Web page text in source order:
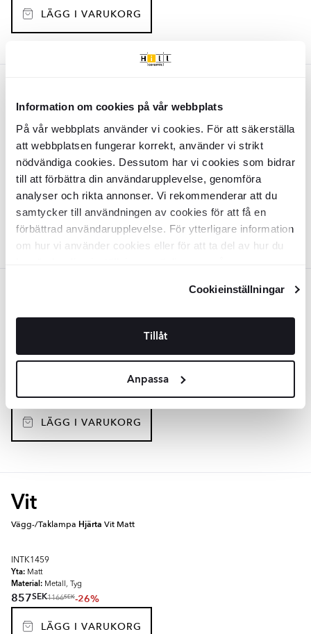
Information om cookies på vår webbplats
På vår webbplats använder vi cookies. För att säkerställa
att webbplatsen fungerar korrekt, använder vi strikt
nödvändiga cookies. Dessutom har vi cookies som bidrar
till att förbättra din användarupplevelse, genomföra
analyser och rikta annonser. Vi rekommenderar att du
samtycker till användningen av cookies för att få en
förbättrad användarupplevelse. För ytterligare information
om hur vi använder cookies eller för att ta del av hur du
Cookieinställningar
Tillåt
Anpassa
LÄGG I VARUKORG
Grå Vit Matt
INTK1457
Yta:Matt
Material: Metall, Plast, Tyg, Plast
857 -26%
LÄGG I VARUKORG
Vägg-/TaklampaHjärtaBeige Matt
INTK1458
947 -26%
LÄGG I VARUKORG
Vit
Vägg-/Taklampa Hjärta Vit Matt
INTK1459
Yta: Matt
Material: Metall, Tyg
857SEK1166SEK-26%
LÄGG I VARUKORG